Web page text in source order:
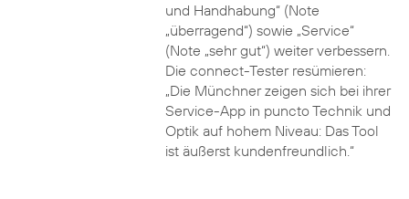
und Handhabung“ (Note
„überragend“) sowie „Service“
(Note „sehr gut“) weiter verbessern.
Die connect-Tester resümieren:
„Die Münchner zeigen sich bei ihrer
Service-App in puncto Technik und
Optik auf hohem Niveau: Das Tool
ist äußerst kundenfreundlich.“